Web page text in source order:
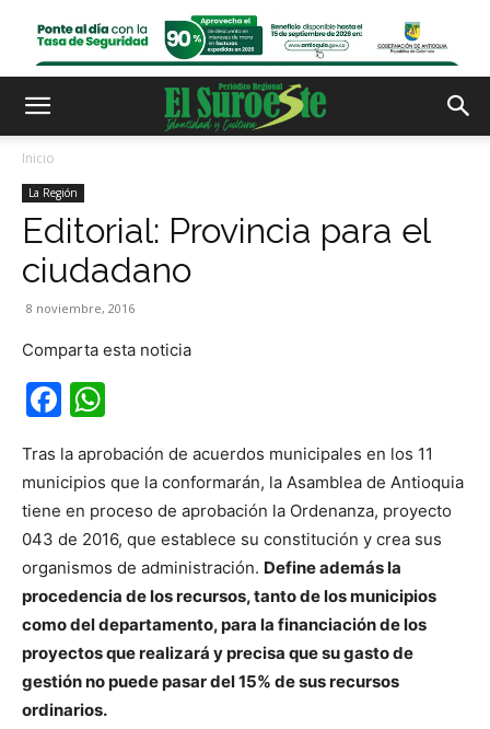
Inicio
La Región
Editorial: Provincia para el
ciudadano
8 noviembre, 2016
Comparta esta noticia
Facebook
Tras la aprobación de acuerdos municipales en los 11
municipios que la conformarán, la Asamblea de Antioquia
tiene en proceso de aprobación la Ordenanza, proyecto
043 de 2016, que establece su constitución y crea sus
organismos de administración. Define además la
procedencia de los recursos, tanto de los municipios
como del departamento, para la financiación de los
proyectos que realizará y precisa que su gasto de
gestión no puede pasar del 15% de sus recursos
ordinarios.